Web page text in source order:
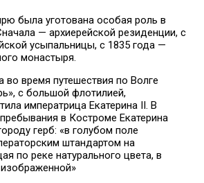
была уготована особая роль в
— архиерейской резиденции, с
усыпальницы, с 1835 года —
монастыря.
во время путешествия по Волге
с большой флотилией,
императрица Екатерина II. В
в Костроме Екатерина
герб: «в голубом поле
штандартом на
по реке натурального цвета, в